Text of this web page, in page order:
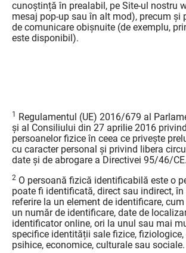
cunoștință în prealabil, pe Site-ul nostru
mesaj pop-up sau în alt mod), precum și
de comunicare obișnuite (de exemplu,
este disponibil).
1
Regulamentul (UE) 2016/679 al
și al Consiliului din 27 aprilie 2016
persoanelor fizice în ceea ce privește
cu caracter personal și privind libera
date și de abrogare a Directivei 95/46/CE.
2 O persoană fizică identificabilă este o
poate fi identificată, direct sau indirect,
referire la un element de identificare,
un număr de identificare, date de
identificator online, ori la unul sau mai
specifice identității sale fizice, fiziologice,
psihice, economice, culturale sau sociale.